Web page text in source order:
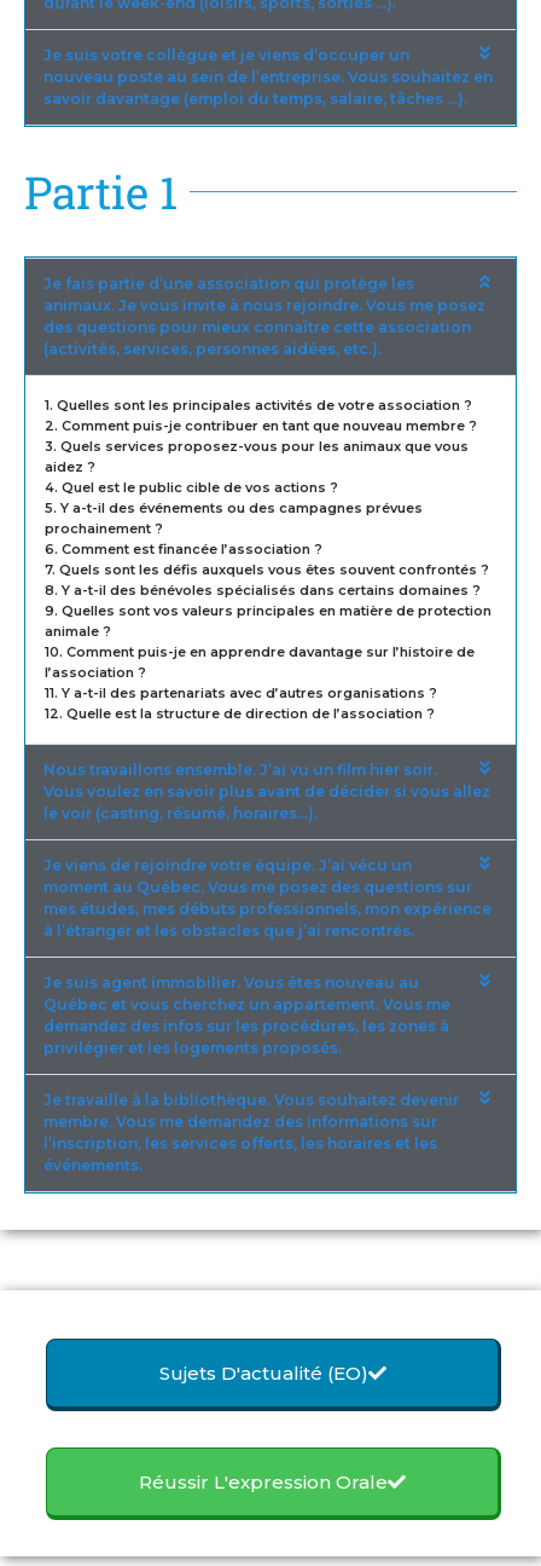
Je suis votre collègue et je viens d’occuper un
nouveau poste au sein de l’entreprise. Vous souhaitez en
savoir davantage (emploi du temps, salaire, tâches …).
Partie 1
Je fais partie d’une association qui protège les
animaux. Je vous invite à nous rejoindre. Vous me posez
des questions pour mieux connaître cette association
(activités, services, personnes aidées, etc.).
1. Quelles sont les principales activités de votre association ?
2. Comment puis-je contribuer en tant que nouveau membre ?
3. Quels services proposez-vous pour les animaux que vous
aidez ?
4. Quel est le public cible de vos actions ?
5. Y a-t-il des événements ou des campagnes prévues
prochainement ?
6. Comment est financée l’association ?
7. Quels sont les défis auxquels vous êtes souvent confrontés ?
8. Y a-t-il des bénévoles spécialisés dans certains domaines ?
9. Quelles sont vos valeurs principales en matière de protection
animale ?
10. Comment puis-je en apprendre davantage sur l’histoire de
l’association ?
11. Y a-t-il des partenariats avec d’autres organisations ?
12. Quelle est la structure de direction de l’association ?
Nous travaillons ensemble. J’ai vu un film hier soir.
Vous voulez en savoir plus avant de décider si vous allez
le voir (casting, résumé, horaires…).
Je viens de rejoindre votre équipe. J’ai vécu un
moment au Québec. Vous me posez des questions sur
mes études, mes débuts professionnels, mon expérience
à l’étranger et les obstacles que j’ai rencontrés.
Je suis agent immobilier. Vous êtes nouveau au
Québec et vous cherchez un appartement. Vous me
demandez des infos sur les procédures, les zones à
privilégier et les logements proposés.
Je travaille à la bibliothèque. Vous souhaitez devenir
membre. Vous me demandez des informations sur
l’inscription, les services offerts, les horaires et les
événements.
Sujets D'actualité (EO)
Réussir L'expression Orale